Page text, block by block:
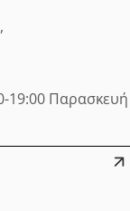
19:00 Παρασκευή